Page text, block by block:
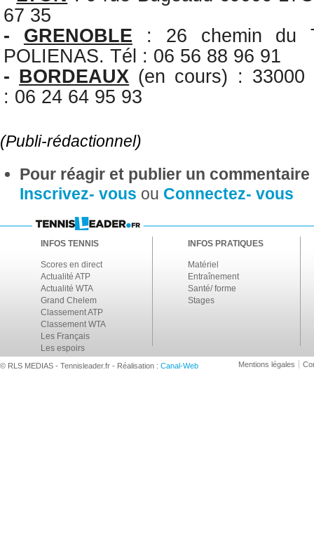
67 35
- GRENOBLE : 26 chemin du
POLIENAS. Tél : 06 56 88 96 91
- BORDEAUX (en cours) : 33000
: 06 24 64 95 93
(Publi-rédactionnel)
Pour réagir et publier un
Inscrivez- vous ou Connectez- vous
INFOS TENNIS
Scores en direct
Actualité ATP
Actualité WTA
Grand Chelem
Classement ATP
Classement WTA
Les Français
Les espoirs
INFOS PRATIQUES
Matériel
Entraînement
Santé/ forme
Stages
© RLS MEDIAS - Tennisleader.fr - Réalisation : Canal-Web Mentions légales